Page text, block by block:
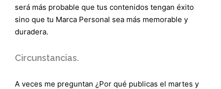
será más probable que tus contenidos tengan éxito
sino que tu Marca Personal sea más memorable y
duradera.
Circunstancias.
A veces me preguntan ¿Por qué publicas el martes y